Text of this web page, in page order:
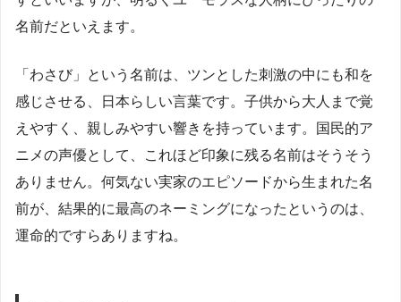
名前だといえます。
「わさび」という名前は、ツンとした刺激の中にも和を
感じさせる、日本らしい言葉です。子供から大人まで覚
えやすく、親しみやすい響きを持っています。国民的ア
ニメの声優として、これほど印象に残る名前はそうそう
ありません。何気ない実家のエピソードから生まれた名
前が、結果的に最高のネーミングになったというのは、
運命的ですらありますね。